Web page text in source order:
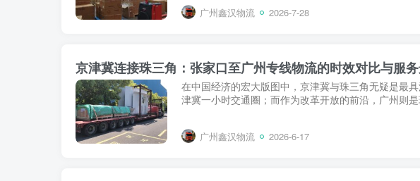
广州鑫汉物流 2026-7-28
京津冀连接珠三角：张家口至广州专线物流的时效对比与服
在中国经济的宏大版图中，京津冀与珠三角无疑是最
津冀一小时交通圈；而作为改革开放的前沿，广州则
广州鑫汉物流 2026-6-17